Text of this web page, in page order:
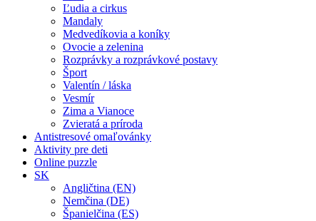
Ľudia a cirkus
Mandaly
Medvedíkovia a koníky
Ovocie a zelenina
Rozprávky a rozprávkové postavy
Šport
Valentín / láska
Vesmír
Zima a Vianoce
Zvieratá a príroda
Antistresové omaľovánky
Aktivity pre deti
Online puzzle
SK
Angličtina (EN)
Nemčina (DE)
Španielčina (ES)